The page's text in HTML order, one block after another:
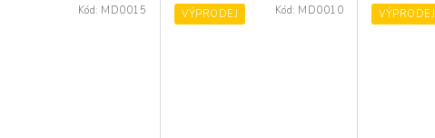
Kód: MD0015 VÝPRODEJ Kód: MD0010 VÝPRODEJ